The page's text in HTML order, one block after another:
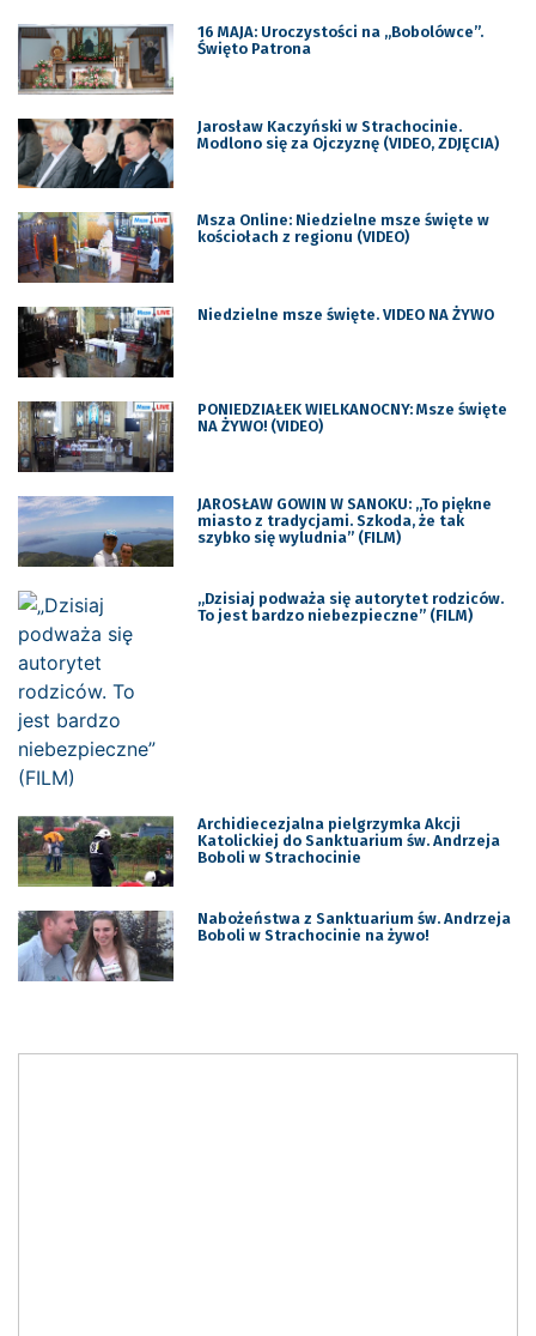
16 MAJA: Uroczystości na „Bobolówce”.
Święto Patrona
Jarosław Kaczyński w Strachocinie.
Modlono się za Ojczyznę (VIDEO, ZDJĘCIA)
Msza Online: Niedzielne msze święte w
kościołach z regionu (VIDEO)
Niedzielne msze święte. VIDEO NA ŻYWO
PONIEDZIAŁEK WIELKANOCNY: Msze święte
NA ŻYWO! (VIDEO)
JAROSŁAW GOWIN W SANOKU: „To piękne
miasto z tradycjami. Szkoda, że tak
szybko się wyludnia” (FILM)
„Dzisiaj podważa się autorytet rodziców.
To jest bardzo niebezpieczne” (FILM)
Archidiecezjalna pielgrzymka Akcji
Katolickiej do Sanktuarium św. Andrzeja
Boboli w Strachocinie
Nabożeństwa z Sanktuarium św. Andrzeja
Boboli w Strachocinie na żywo!